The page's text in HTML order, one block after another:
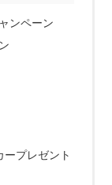
ンペーン
プレゼント